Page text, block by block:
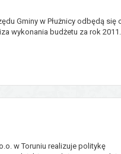
Gminy w Płużnicy odbędą się
wykonania budżetu za rok
w Toruniu realizuje politykę